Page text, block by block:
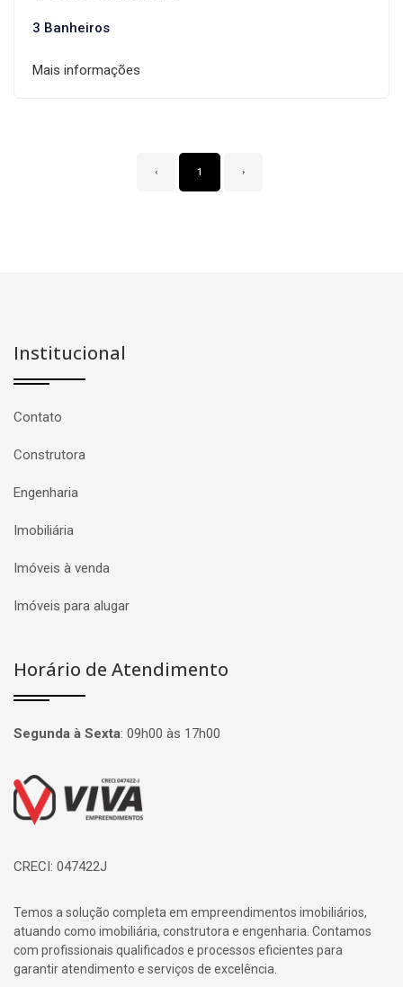
3 Banheiros
Mais informações
‹ 1 ›
Institucional
Contato
Construtora
Engenharia
Imobiliária
Imóveis à venda
Imóveis para alugar
Horário de Atendimento
Segunda à Sexta: 09h00 às 17h00
Página inicial
CRECI: 047422J
Temos a solução completa em empreendimentos imobiliários,
atuando como imobiliária, construtora e engenharia. Contamos
com profissionais qualificados e processos eficientes para
garantir atendimento e serviços de excelência.